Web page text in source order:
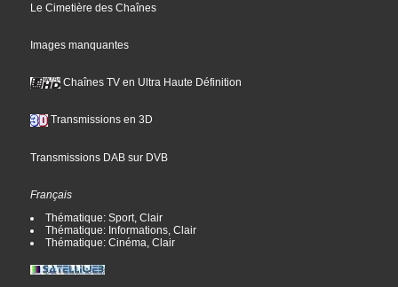
Le Cimetière des Chaînes
Images manquantes
Chaînes TV en Ultra Haute Définition
Transmissions en 3D
Transmissions DAB sur DVB
Français
Thématique: Sport, Clair
Thématique: Informations, Clair
Thématique: Cinéma, Clair